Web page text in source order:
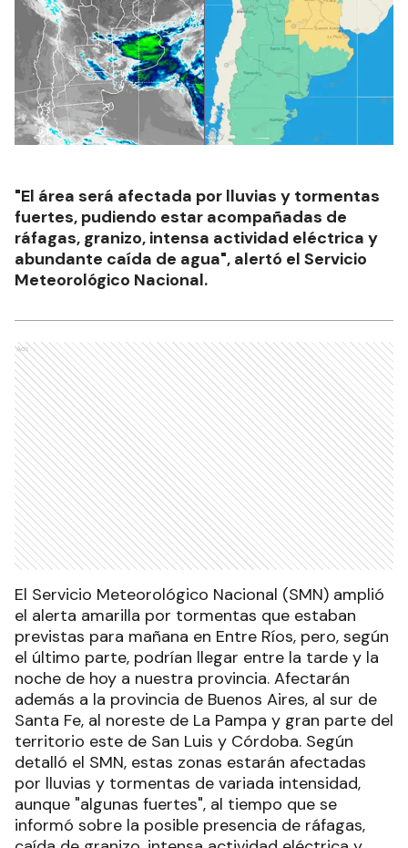
"El área será afectada por lluvias y tormentas
fuertes, pudiendo estar acompañadas de
ráfagas, granizo, intensa actividad eléctrica y
abundante caída de agua", alertó el Servicio
Meteorológico Nacional.
Ads
El Servicio Meteorológico Nacional (SMN) amplió
el alerta amarilla por tormentas que estaban
previstas para mañana en Entre Ríos, pero, según
el último parte, podrían llegar entre la tarde y la
noche de hoy a nuestra provincia. Afectarán
además a la provincia de Buenos Aires, al sur de
Santa Fe, al noreste de La Pampa y gran parte del
territorio este de San Luis y Córdoba. Según
detalló el SMN, estas zonas estarán afectadas
por lluvias y tormentas de variada intensidad,
aunque "algunas fuertes", al tiempo que se
informó sobre la posible presencia de ráfagas,